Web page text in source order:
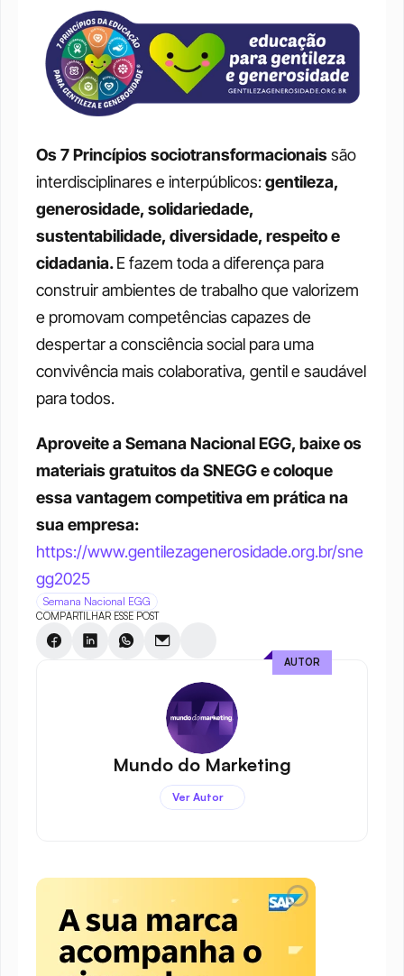
Os 7 Princípios sociotransformacionais são
interdisciplinares e interpúblicos: gentileza,
generosidade, solidariedade,
sustentabilidade, diversidade, respeito e
cidadania. E fazem toda a diferença para
construir ambientes de trabalho que valorizem
e promovam competências capazes de
despertar a consciência social para uma
convivência mais colaborativa, gentil e saudável
para todos.
Aproveite a Semana Nacional EGG, baixe os
materiais gratuitos da SNEGG e coloque
essa vantagem competitiva em prática na
https://www.gentilezagenerosidade.org.br/sne
gg2025
Semana Nacional EGG
COMPARTILHAR ESSE POST
Mundo do Marketing
Ver Autor
AUTOR